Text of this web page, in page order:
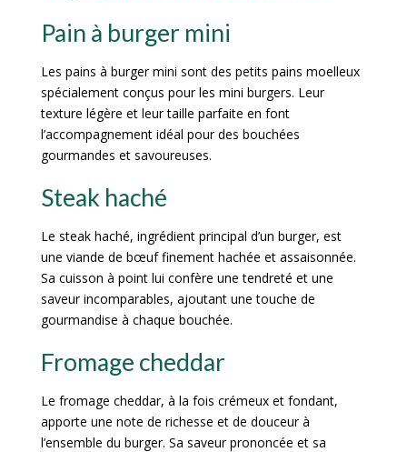
Pain à burger mini
Les pains à burger mini sont des petits pains moelleux
spécialement conçus pour les mini burgers. Leur
texture légère et leur taille parfaite en font
l’accompagnement idéal pour des bouchées
gourmandes et savoureuses.
Steak haché
Le steak haché, ingrédient principal d’un burger, est
une viande de bœuf finement hachée et assaisonnée.
Sa cuisson à point lui confère une tendreté et une
saveur incomparables, ajoutant une touche de
gourmandise à chaque bouchée.
Fromage cheddar
Le fromage cheddar, à la fois crémeux et fondant,
apporte une note de richesse et de douceur à
l’ensemble du burger. Sa saveur prononcée et sa